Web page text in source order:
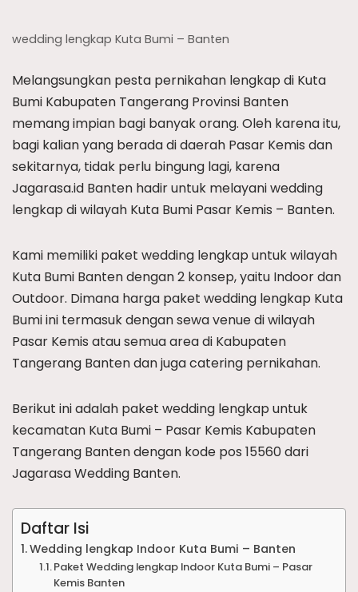
wedding lengkap Kuta Bumi – Banten
Melangsungkan pesta pernikahan lengkap di Kuta
Bumi Kabupaten Tangerang Provinsi Banten
memang impian bagi banyak orang. Oleh karena itu,
bagi kalian yang berada di daerah Pasar Kemis dan
sekitarnya, tidak perlu bingung lagi, karena
Jagarasa.id Banten hadir untuk melayani wedding
lengkap di wilayah Kuta Bumi Pasar Kemis – Banten.
Kami memiliki paket wedding lengkap untuk wilayah
Kuta Bumi Banten dengan 2 konsep, yaitu Indoor dan
Outdoor. Dimana harga paket wedding lengkap Kuta
Bumi ini termasuk dengan sewa venue di wilayah
Pasar Kemis atau semua area di Kabupaten
Tangerang Banten dan juga catering pernikahan.
Berikut ini adalah paket wedding lengkap untuk
kecamatan Kuta Bumi – Pasar Kemis Kabupaten
Tangerang Banten dengan kode pos 15560 dari
Jagarasa Wedding Banten.
Daftar Isi
Wedding lengkap Indoor Kuta Bumi – Banten
Paket Wedding lengkap Indoor Kuta Bumi – Pasar
Kemis Banten